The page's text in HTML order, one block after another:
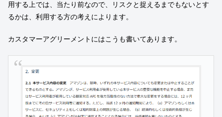
用する上では、当たり前なので、リスクと捉えるまでもないとす
るかは、利用する方の考えによります。
カスタマーアグリーメントにはこうも書いてあります。